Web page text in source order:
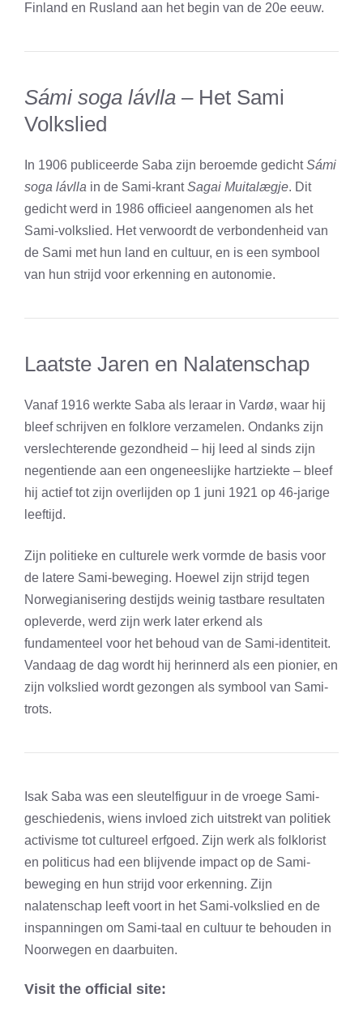
Finland en Rusland aan het begin van de 20e eeuw.
Sámi soga lávlla – Het Sami
Volkslied
In 1906 publiceerde Saba zijn beroemde gedichtSámi
soga lávlla in de Sami-krantSagai Muitalægje. Dit
gedicht werd in 1986 officieel aangenomen als het
Sami-volkslied. Het verwoordt de verbondenheid van
de Sami met hun land en cultuur, en is een symbool
van hun strijd voor erkenning en autonomie.
Laatste Jaren en Nalatenschap
Vanaf 1916 werkte Saba als leraar in Vardø, waar hij
bleef schrijven en folklore verzamelen. Ondanks zijn
verslechterende gezondheid – hij leed al sinds zijn
negentiende aan een ongeneeslijke hartziekte – bleef
hij actief tot zijn overlijden op 1 juni 1921 op 46-jarige
leeftijd.
Zijn politieke en culturele werk vormde de basis voor
de latere Sami-beweging. Hoewel zijn strijd tegen
Norwegianisering destijds weinig tastbare resultaten
opleverde, werd zijn werk later erkend als
fundamenteel voor het behoud van de Sami-identiteit.
Vandaag de dag wordt hij herinnerd als een pionier, en
zijn volkslied wordt gezongen als symbool van Sami-
trots.
Isak Saba was een sleutelfiguur in de vroege Sami-
geschiedenis, wiens invloed zich uitstrekt van politiek
activisme tot cultureel erfgoed. Zijn werk als folklorist
en politicus had een blijvende impact op de Sami-
beweging en hun strijd voor erkenning. Zijn
nalatenschap leeft voort in het Sami-volkslied en de
inspanningen om Sami-taal en cultuur te behouden in
Noorwegen en daarbuiten.
Visit the official site: